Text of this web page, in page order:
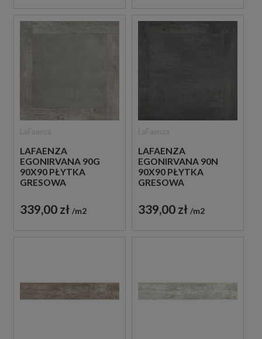
LAFAENZA
EGONIRVANA 90G
90X90 PŁYTKA
GRESOWA
339,00 zł m2
LAFAENZA
EGONIRVANA 90N
90X90 PŁYTKA
GRESOWA
339,00 zł m2